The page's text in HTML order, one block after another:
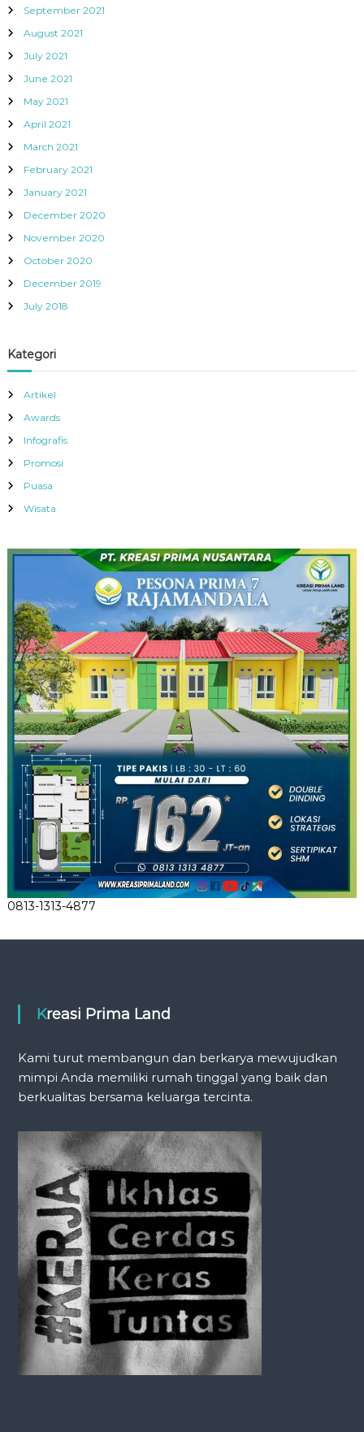
September 2021
August 2021
July 2021
June 2021
May 2021
April 2021
March 2021
February 2021
January 2021
December 2020
November 2020
October 2020
December 2019
July 2018
Kategori
Artikel
Awards
Infografis
Promosi
Puasa
Wisata
0813-1313-4877
Kreasi Prima Land
Kami turut membangun dan berkarya mewujudkan
mimpi Anda memiliki rumah tinggal yang baik dan
berkualitas bersama keluarga tercinta.